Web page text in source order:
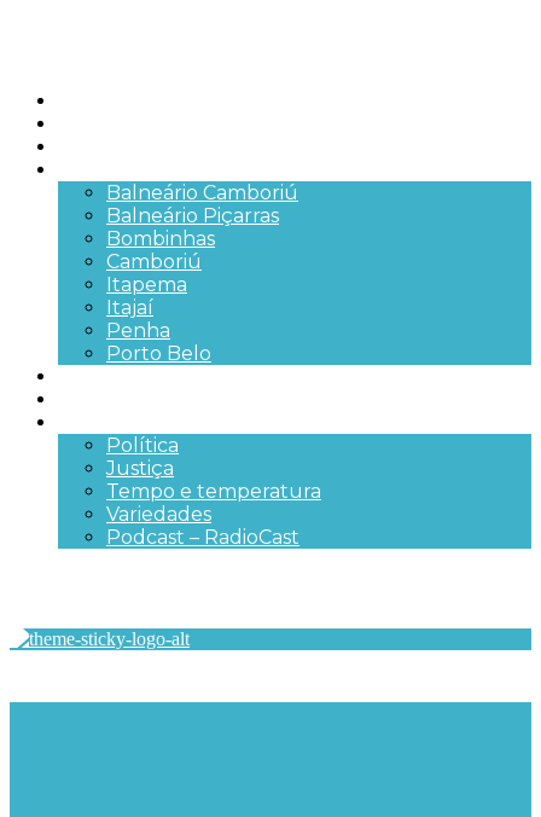
Balneário Camboriú
Balneário Piçarras
Bombinhas
Camboriú
Itapema
Itajaí
Penha
Porto Belo
Política
Justiça
Tempo e temperatura
Variedades
Podcast – RadioCast